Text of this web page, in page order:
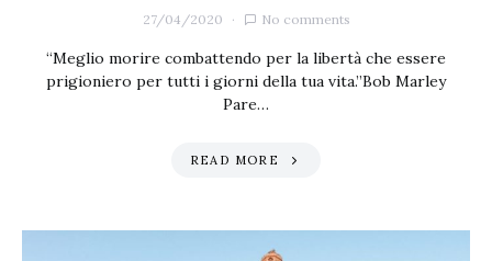
27/04/2020 No comments
“Meglio morire combattendo per la libertà che essere
prigioniero per tutti i giorni della tua vita.”Bob Marley
Pare…
READ MORE